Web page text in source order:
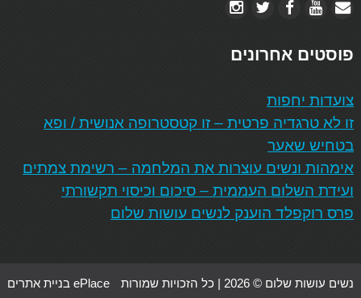
פוסטים אחרונים
צועדות יחפות
זו לא טרגדיה פרטית – זו קטסטרופה אנושית / ופא
בטחיש שאער
אימהות ונשים עוצרות את המלחמה – רשימת צמתים
ועידת השלום העממית – סיכום וכיסוי תקשורתי
פרס רוקפלד הוענק לנשים עושות שלום
נשים עושות שלום © 2026 | כל הזכויות שמורות ePlace בניית אתרים